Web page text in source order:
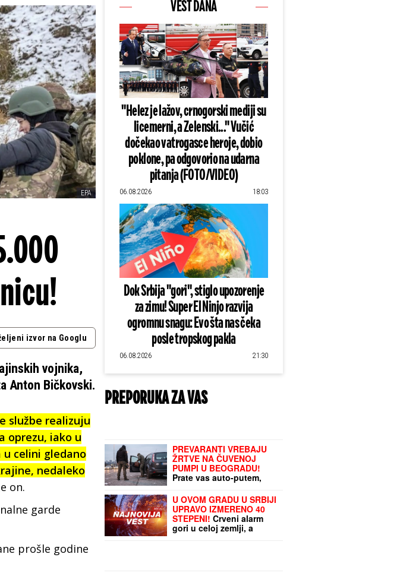
EPA
izvor na Googlu
vojnika,
Anton Bičkovski.
službe realizuju
oprezu, iako u
celini gledano
nedaleko
on.
garde
prošle godine
VEST DANA
"Helez je lažov, crnogorski mediji su
licemerni, a Zelenski..." Vučić
dočekao vatrogasce heroje, dobio
poklone, pa odgovorio na udarna
pitanja (FOTO/VIDEO)
06.08.2026 18:03
Dok Srbija "gori", stiglo upozorenje
za zimu! Super El Ninjo razvija
ogromnu snagu: Evo šta nas čeka
posle tropskog pakla
06.08.2026 21:30
PREPORUKA ZA VAS
PREVARANTI VREBAJU
ŽRTVE NA ČUVENOJ
PUMPI U BEOGRADU!
Prate vas auto-putem,
nude "pomoć", pa urade
JEZIVU STVAR: Ni ne
primetite da ste
POKRADENI
U OVOM GRADU U SRBIJI
UPRAVO IZMERENO 40
STEPENI! Crveni alarm
gori u celoj zemlji, a
RHMZ izdao HITNO